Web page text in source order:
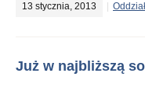
13 stycznia, 2013
Już w najbliższą